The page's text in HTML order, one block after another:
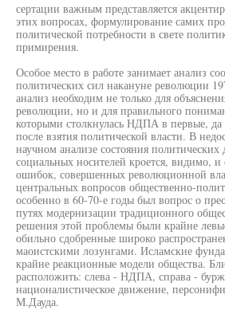
сертации важным представляется
этих вопросах, формулирование самих
политической потребности в свете
примирения.
Особое место в работе занимает анализ
политических сил накануне революции
анализ необходим не только для
революции, но и для правильного
которыми столкнулась НДПА в первые,
после взятия политической власти. В
научном анализе состояния
социальных носителей кроется, видимо,
ошибок, совершенных революционной
центральных вопросов общественно-
особенно в 60-70-е годы был вопрос о
путях модернизации традиционного
решения этой проблемы были крайне
обильно сдобренные широко
маоистскими лозунгами. Исламские
крайне реакционные модели общества.
расположить: слева - НДПА, справа -
националистическое движение,
М.Дауда.